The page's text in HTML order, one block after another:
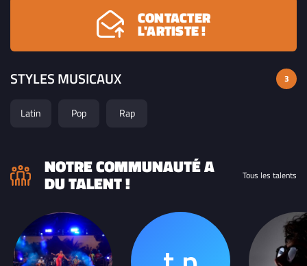
CONTACTER
L'ARTISTE !
STYLES MUSICAUX 3
Latin Pop Rap
NOTRE COMMUNAUTÉ A
DU TALENT ! Tous les talents